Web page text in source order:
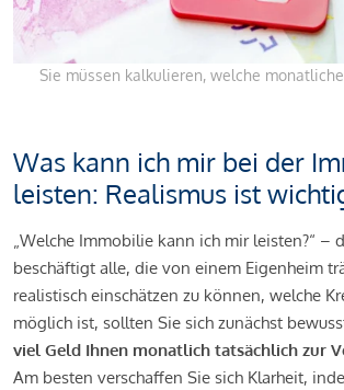
Sie müssen kalkulieren, welche
Was kann ich mir bei der
leisten: Realismus ist
„Welche Immobilie kann ich mir leisten?“ –
beschäftigt alle, die von einem Eigenheim
realistisch einschätzen zu können, welche
möglich ist, sollten Sie sich zunächst
viel Geld Ihnen monatlich tatsächlich zur
Am besten verschaffen Sie sich Klarheit,